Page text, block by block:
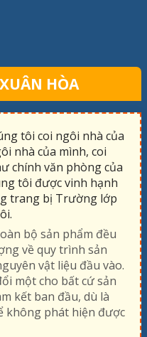
HÒA
tôi coi ngôi nhà của
nhà của mình, coi
chính văn phòng của
tôi được vinh hạnh
trang bị Trường lớp
bộ sản phẩm đều
về quy trình sản
vật liệu đầu vào.
một cho bất cứ sản
kết ban đầu, dù là
không phát hiện được